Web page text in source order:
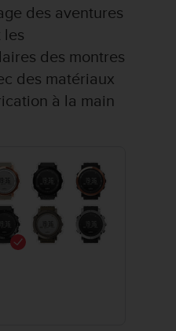
des aventures
des montres
des matériaux
à la main